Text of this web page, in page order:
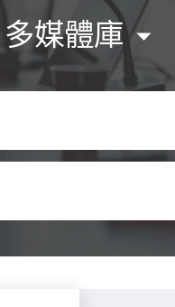
多媒體庫